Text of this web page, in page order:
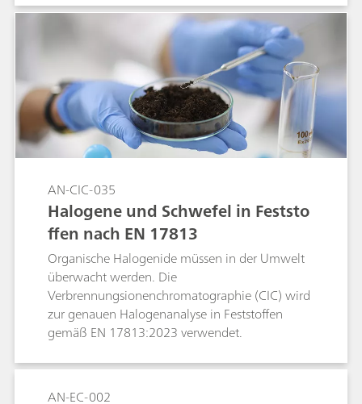
wird mittels Combustion IC bestimmt, d. h.
durch die Umwandlung von organisch
gebundenem Chlor zu Chlorid mittels
Pyrohydrolyse. Das Endprodukt muss völlig frei
von chlorierten Lösungsmitteln sein. Ein
kritischer Gehalt dieser Verbindungen kann
daher bei Analysen im Rahmen der
Qualitätskontrolle ermittelt werden. Der Einsatz
der MiPT hat in dieser Studie eine automatisierte
Standardlösung ermöglicht.
AN-CIC-035
Halogene und Schwefel in Feststo
ffen nach EN 17813
Organische Halogenide müssen in der Umwelt
überwacht werden. Die
Verbrennungsionenchromatographie (CIC) wird
zur genauen Halogenanalyse in Feststoffen
gemäß EN 17813:2023 verwendet.
AN-EC-002